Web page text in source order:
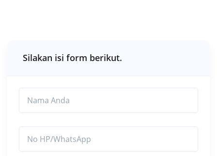
Silakan isi form berikut.